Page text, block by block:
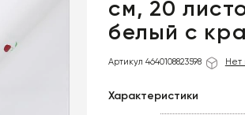
см, 20
белый с
Артикул 4640108823598 Нет
Характеристики